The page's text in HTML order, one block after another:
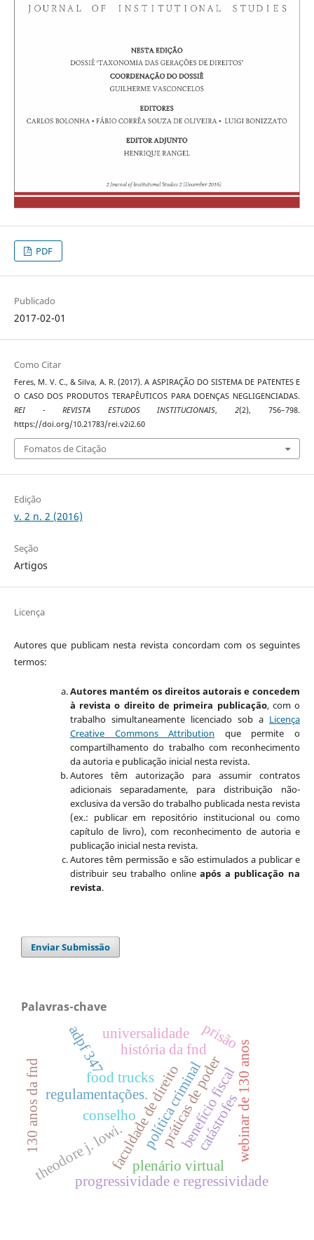
PDF
Publicado
2017-02-01
Como Citar
Feres, M. V. C., & Silva, A. R. (2017). A ASPIRAÇÃO DO SISTEMA DE PATENTES E
O CASO DOS PRODUTOS TERAPÊUTICOS PARA DOENÇAS NEGLIGENCIADAS.
REI - REVISTA ESTUDOS INSTITUCIONAIS,2(2), 756–798.
https://doi.org/10.21783/rei.v2i2.60
Fomatos de Citação
Edição
v. 2 n. 2 (2016)
Seção
Artigos
Licença
Autores que publicam nesta revista concordam com os seguintes
termos:
Autores mantém os direitos autorais e concedem
à revista o direito de primeira publicação, com o
trabalho simultaneamente licenciado sob a Licença
Creative Commons Attribution que permite o
compartilhamento do trabalho com reconhecimento
da autoria e publicação inicial nesta revista.
Autores têm autorização para assumir contratos
adicionais separadamente, para distribuição não-
exclusiva da versão do trabalho publicada nesta revista
(ex.: publicar em repositório institucional ou como
capítulo de livro), com reconhecimento de autoria e
publicação inicial nesta revista.
Autores têm permissão e são estimulados a publicar e
distribuir seu trabalho onlineapós a publicação na
revista.
Enviar Submissão
Palavras-chave
food truckspolítica criminal
faculdade de direito
regulamentações. práticas de poder
catástrofes
conselho webinar de 130 anos
história da fnd
130 anos da fndtheodore j. lowi.
benefício fiscal
progressividade e regressividade
adpf 347 prisão
plenário virtual
universalidade